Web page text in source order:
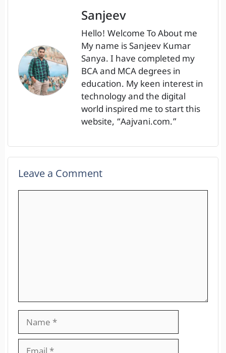
Sanjeev
Hello! Welcome To About me
My name is Sanjeev Kumar
Sanya. I have completed my
BCA and MCA degrees in
education. My keen interest in
technology and the digital
world inspired me to start this
website, “Aajvani.com.”
Leave a Comment